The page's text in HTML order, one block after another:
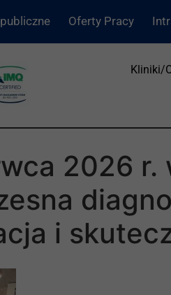
Oferty Pracy
Kliniki/
2026 r.
i